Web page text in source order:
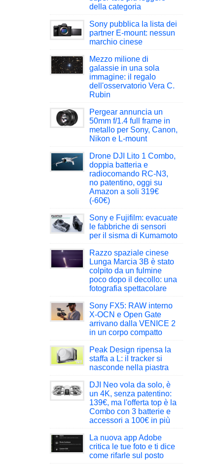
della categoria
Sony pubblica la lista dei
partner E-mount: nessun
marchio cinese
Mezzo milione di
galassie in una sola
immagine: il regalo
dell'osservatorio Vera C.
Rubin
Pergear annuncia un
50mm f/1.4 full frame in
metallo per Sony, Canon,
Nikon e L-mount
Drone DJI Lito 1 Combo,
doppia batteria e
radiocomando RC-N3,
no patentino, oggi su
Amazon a soli 319€
(-60€)
Sony e Fujifilm: evacuate
le fabbriche di sensori
per il sisma di Kumamoto
Razzo spaziale cinese
Lunga Marcia 3B è stato
colpito da un fulmine
poco dopo il decollo: una
fotografia spettacolare
Sony FX5: RAW interno
X-OCN e Open Gate
arrivano dalla VENICE 2
in un corpo compatto
Peak Design ripensa la
staffa a L: il tracker si
nasconde nella piastra
DJI Neo vola da solo, è
un 4K, senza patentino:
139€, ma l'offerta top è la
Combo con 3 batterie e
accessori a 100€ in più
La nuova app Adobe
critica le tue foto e ti dice
come rifarle sul posto